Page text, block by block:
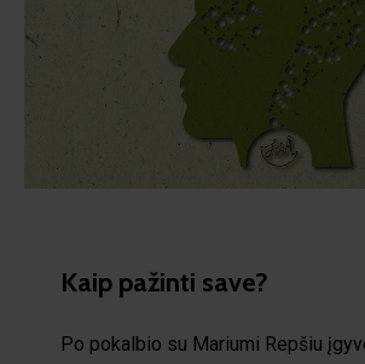
Kaip pažinti save?
Po pokalbio su Mariumi Repšiu